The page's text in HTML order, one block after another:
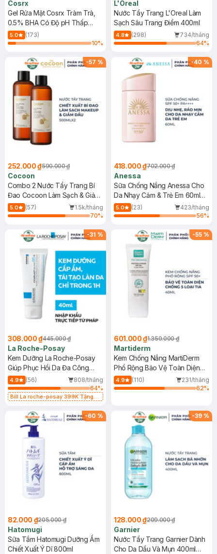
Cosrx
Gel Rửa Mặt Cosrx Tràm Trà,
0.5% BHA Có Độ pH Thấp
150ml
5.0
(173)
10%
L'Oreal
Nước Tẩy Trang L'Oreal Làm
Sạch Sâu Trang Điểm 400ml
4.8 (298)
734/tháng
64%
-57 %
252.000 ₫590.000 ₫
Cocoon
Combo 2 Nước Tẩy Trang Bí
Đao Cocoon Làm Sạch & Giảm
Dầu 500ml
5.0 (57)
1.5k/tháng
70%
-40 %
418.000 ₫702.000 ₫
Anessa
Sữa Chống Nắng Anessa Cho
Da Nhạy Cảm & Trẻ Em 60ml
(Mới)
5.0 (23)
423/tháng
56%
-31 %
308.000 ₫445.000 ₫
La Roche-Posay
Kem Dưỡng La Roche-Posay
Giúp Phục Hồi Da Đa Công
Dụng 40ml
4.9 (56)
808/tháng
64%
Bill La roche-posay 399K Tặng
(SL có hạn)
-55 %
601.000 ₫1.350.000 ₫
Martiderm
Kem Chống Nắng MartiDerm
Phổ Rộng Bảo Vệ Toàn Diện
40ml
4.9 (110)
231/tháng
62%
-60 %
82.000 ₫205.000 ₫
Hatomugi
Sữa Tắm Hatomugi Dưỡng Ẩm
Chiết Xuất Ý Dĩ 800ml
-39 %
128.000 ₫209.000 ₫
Garnier
Nước Tẩy Trang Garnier Dành
Cho Da Dầu Và Mụn 400ml